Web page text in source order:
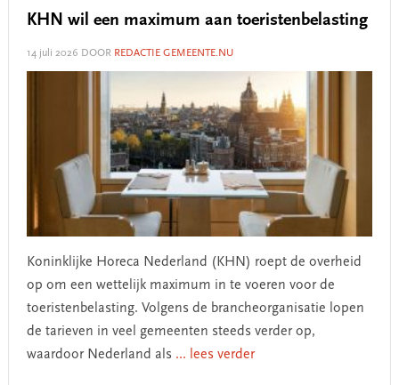
KHN wil een maximum aan toeristenbelasting
14 juli 2026 DOOR REDACTIE GEMEENTE.NU
Koninklijke Horeca Nederland (KHN) roept de overheid
op om een wettelijk maximum in te voeren voor de
toeristenbelasting. Volgens de brancheorganisatie lopen
de tarieven in veel gemeenten steeds verder op,
waardoor Nederland als ... lees verder